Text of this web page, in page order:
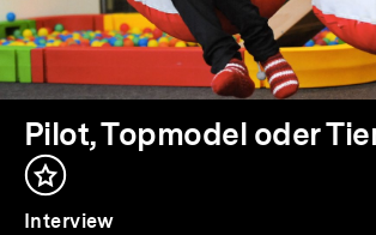
Pilot, Topmodel oder
Inhalt
Interview